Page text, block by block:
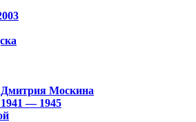
Дмитрия Москина
— 1945